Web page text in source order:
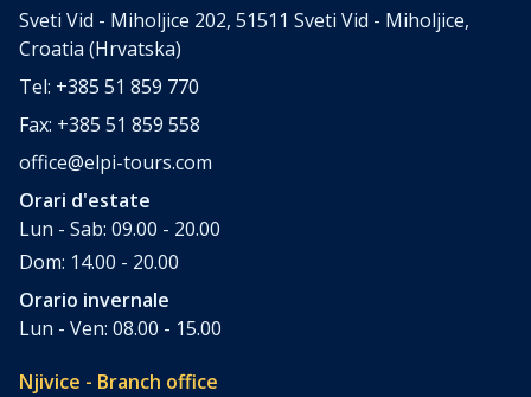
Sveti Vid - Miholjice 202, 51511 Sveti Vid - Miholjice,
Croatia (Hrvatska)
Tel: +385 51 859 770
Fax: +385 51 859 558
office@elpi-tours.com
Orari d'estate
Lun - Sab: 09.00 - 20.00
Dom: 14.00 - 20.00
Orario invernale
Lun - Ven: 08.00 - 15.00
Njivice - Branch office